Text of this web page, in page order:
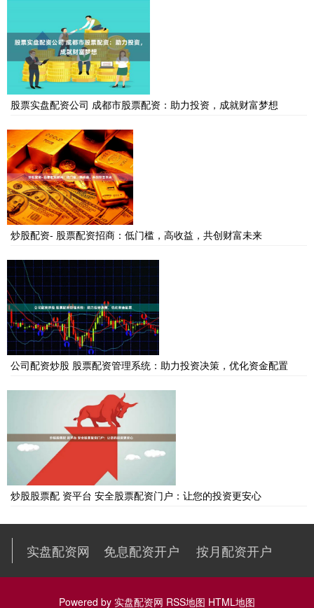
股票实盘配资公司 成都市股票配资：助力投资，成就财富梦想
炒股配资- 股票配资招商：低门槛，高收益，共创财富未来
公司配资炒股 股票配资管理系统：助力投资决策，优化资金配置
炒股股票配 资平台 安全股票配资门户：让您的投资更安心
实盘配资网 免息配资开户 按月配资开户
Powered by 实盘配资网 RSS地图 HTML地图